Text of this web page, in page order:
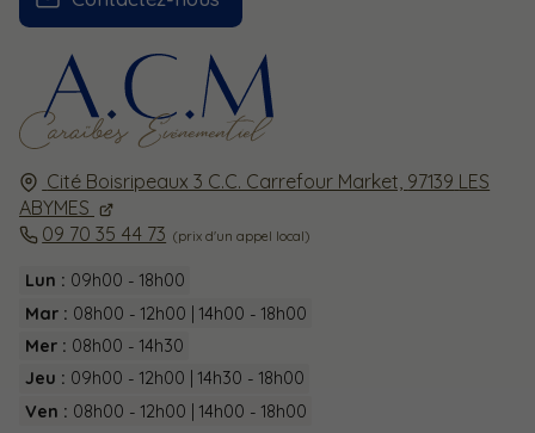
Cité Boisripeaux 3 C.C. Carrefour Market, 97139 LES
ABYMES
09 70 35 44 73
Lun : 09h00 - 18h00
Mar : 08h00 - 12h00 | 14h00 - 18h00
Mer : 08h00 - 14h30
Jeu : 09h00 - 12h00 | 14h30 - 18h00
Ven : 08h00 - 12h00 | 14h00 - 18h00